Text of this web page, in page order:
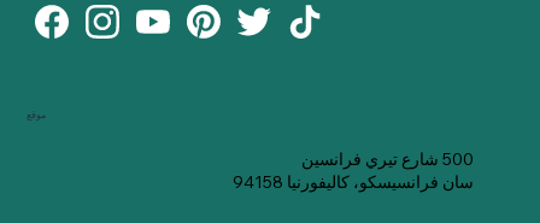
موقع
500 شارع تيري فرانسين
سان فرانسيسكو، كاليفورنيا 94158